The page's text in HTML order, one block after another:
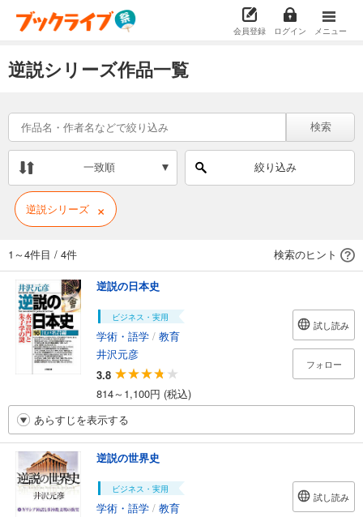
会員登録 ログイン メニュー
逆説シリーズ作品一覧
検索
一致順 絞り込み
逆説シリーズ ×
1～4件目 / 4件 検索のヒント
逆説の日本史
ビジネス・実用
学術・語学 / 教育
井沢元彦
3.8
814～1,100円 (税込)
試し読み
フォロー
あらすじを表示する
逆説の世界史
ビジネス・実用
学術・語学 / 教育
試し読み